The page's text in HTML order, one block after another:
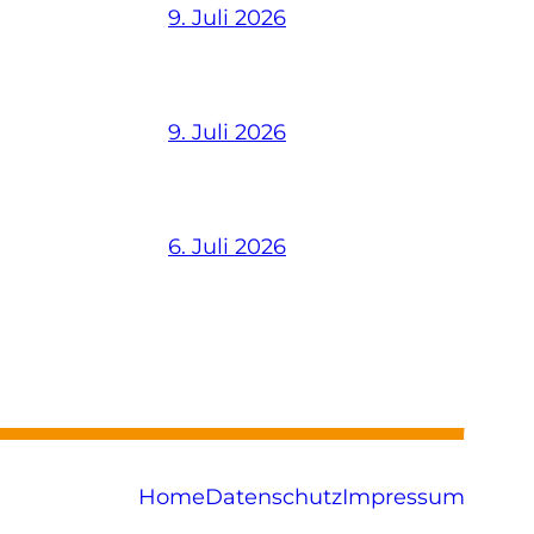
9. Juli 2026
9. Juli 2026
6. Juli 2026
HomeDatenschutzImpressum